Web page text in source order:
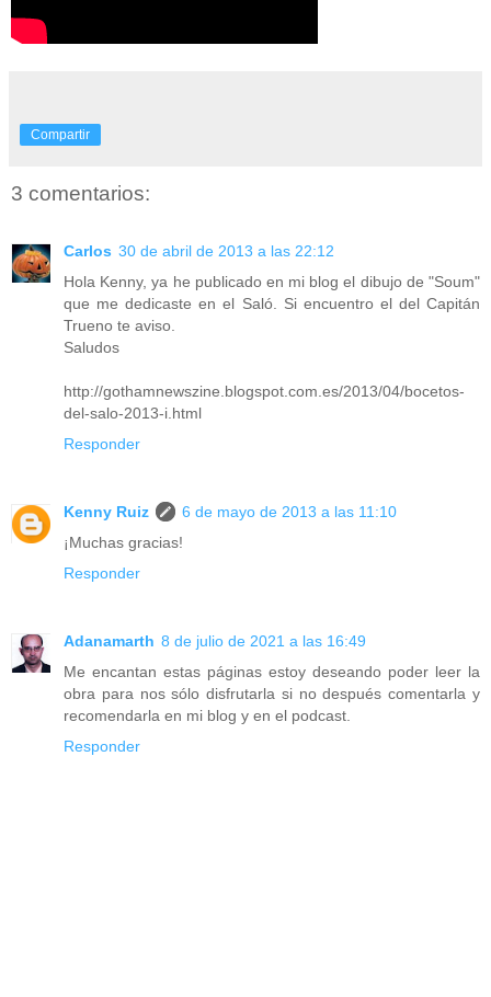
Compartir
3 comentarios:
Carlos 30 de abril de 2013 a las 22:12
Hola Kenny, ya he publicado en mi blog el dibujo de "Soum"
que me dedicaste en el Saló. Si encuentro el del Capitán
Trueno te aviso.
Saludos
http://gothamnewszine.blogspot.com.es/2013/04/bocetos-
del-salo-2013-i.html
Responder
Kenny Ruiz
6 de mayo de 2013 a las 11:10
¡Muchas gracias!
Responder
Adanamarth 8 de julio de 2021 a las 16:49
Me encantan estas páginas estoy deseando poder leer la
obra para nos sólo disfrutarla si no después comentarla y
recomendarla en mi blog y en el podcast.
Responder